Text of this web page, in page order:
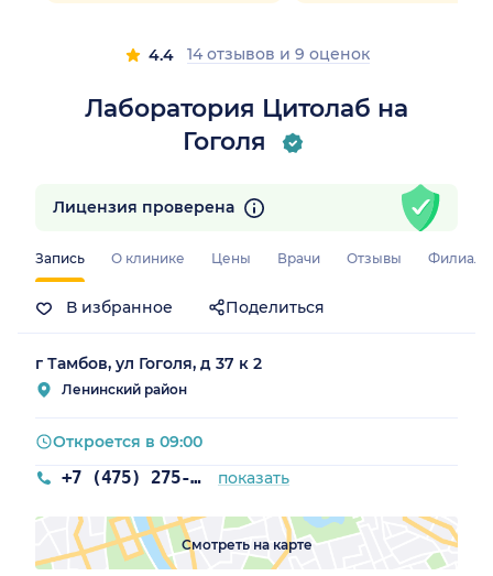
Лаборатория Цитолаб на
Гоголя
4.4 14 отзывов и 9 оценок
Запись О клинике Цены Врачи Отзывы Филиалы
В избранное Поделиться
Лицензия проверена
г Тамбов, ул Гоголя, д 37 к 2
Ленинский район
+7 (475) 275-00-55 показать
Откроется в 09:00
Смотреть на карте